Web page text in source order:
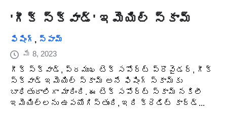
'గీక్ స్క్వాడ్' ఇమెయిల్ స్కామ్
ఫిషింగ్ , స్పామ్
మే 8, 2023
గీక్ స్క్వాడ్, ప్రముఖ టెక్ సపోర్ట్ ప్రొవైడర్, గీక్
స్క్వాడ్ ఇమెయిల్ స్కామ్ అనే ఫిషింగ్ స్కామ్‌కు
బాధితురాలిగా మారింది. ఈ టెక్ సపోర్ట్ స్కామ్ నకిలీ
ఇమెయిల్‌లను ఉపయోగిస్తుంది, ఇది క్రెడిట్ కార్డ్...